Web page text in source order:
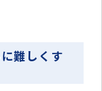
難しくす